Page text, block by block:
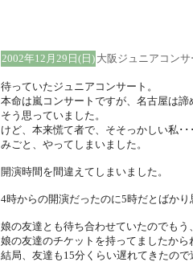
2002年12月29日(日) 大阪ジュニアコンサ
待っていたジュニアコンサート。
本命は嵐コンサートですが、名古屋は
そう思っていました。
けど、本来慌て者で、そそっかしい私･･･
みごと、やってしまいました。
開演時間を間違えてしまいました。
4時からの開演だったのに5時だとばかり
娘の友達とも待ち合わせていたのでもう
娘の友達のチケットを持ってましたから
結局、友達も15分くらい遅れてきたので